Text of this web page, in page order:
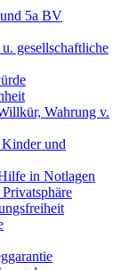
5a BV
gesellschaftliche
Wahrung v.
und
in Notlagen